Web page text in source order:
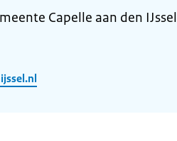
Capelle aan den IJssel